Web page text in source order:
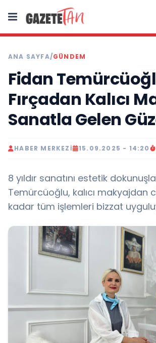
ANA SAYFA/GÜNDEM
Fidan
Fırçadan Kalıcı
Sanatla Gelen
HABER MERKEZI 15.09.2025 - 14:20
8 yıldır sanatını estetik
Temürcüoğlu, kalıcı makyajdan
kadar tüm işlemleri bizzat